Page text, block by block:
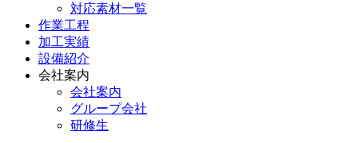
対応素材一覧
作業工程
加工実績
設備紹介
会社案内
会社案内
グループ会社
研修生